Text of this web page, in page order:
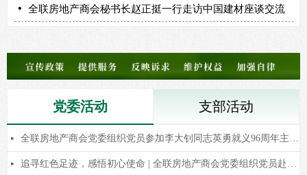
넸 全联房地产商会秘书长赵正挺一行走访中国建材座谈交流
党委活动 支部活动
넷 全联房地产商会党委组织党员参加李大钊同志英勇就义96周年主题活动。
넷 追寻红色足迹，感悟初心使命 | 全联房地产商会党委组织党员赴延安开展主题党日活动